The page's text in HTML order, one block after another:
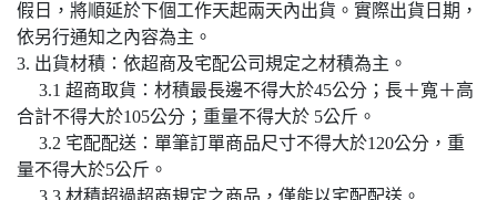
假日，將順延於下個工作天起兩天內出貨。實際出貨日期，
依另行通知之內容為主。
3. 出貨材積：依超商及宅配公司規定之材積為主。
3.1 超商取貨：材積最長邊不得大於45公分；長＋寬＋高
合計不得大於105公分；重量不得大於 5公斤。
3.2 宅配配送：單筆訂單商品尺寸不得大於120公分，重
量不得大於5公斤。
3.3 材積超過超商規定之商品，僅能以宅配配送。